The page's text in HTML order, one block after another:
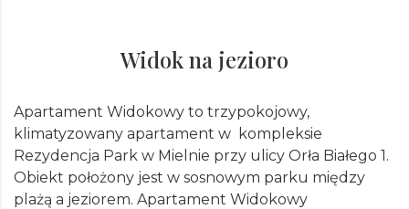
Widok na jezioro
Apartament Widokowy to trzypokojowy,
klimatyzowany apartament w kompleksie
Rezydencja Park w Mielnie przy ulicy Orła Białego 1.
Obiekt położony jest w sosnowym parku między
plażą a jeziorem. Apartament Widokowy